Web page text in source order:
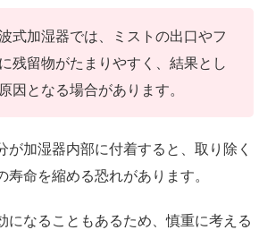
式加湿器では、ミストの出口やフ
残留物がたまりやすく、結果とし
因となる場合があります。
が加湿器内部に付着すると、取り除く
命を縮める恐れがあります。
になることもあるため、慎重に考える